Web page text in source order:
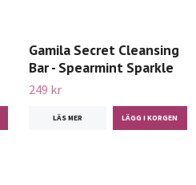
Gamila Secret Cleansing
Bar - Spearmint Sparkle
249 kr
LÄS MER